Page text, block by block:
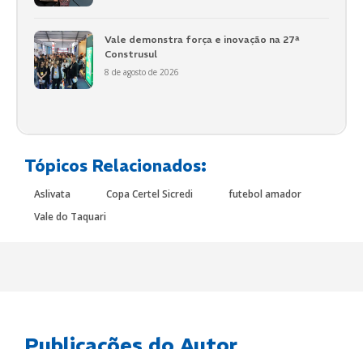
Vale demonstra força e inovação na 27ª
Construsul
8 de agosto de 2026
Tópicos Relacionados:
Aslivata Copa Certel Sicredi
futebol amador
Vale do Taquari